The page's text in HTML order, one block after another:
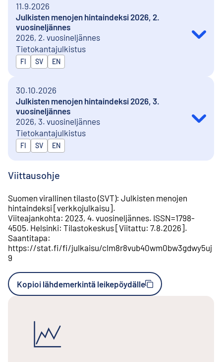
11.9.2026
Julkisten menojen hintaindeksi 2026, 2.
vuosineljännes
2026, 2. vuosineljännes
Tietokantajulkistus
Julkaistaan kielillä
FI SV EN
30.10.2026
Julkisten menojen hintaindeksi 2026, 3.
vuosineljännes
2026, 3. vuosineljännes
Tietokantajulkistus
Julkaistaan kielillä
FI SV EN
Viittausohje
Suomen virallinen tilasto (SVT): Julkisten menojen
hintaindeksi [verkkojulkaisu].
Viiteajankohta: 2023, 4. vuosineljännes. ISSN=1798-
4505. Helsinki: Tilastokeskus[Viitattu: 7.8.2026].
Saantitapa:
https://stat.fi/fi/julkaisu/clm8r8vub40wm0bw3gdwy5uj
9
Kopioi lähdemerkintä leikepöydälle